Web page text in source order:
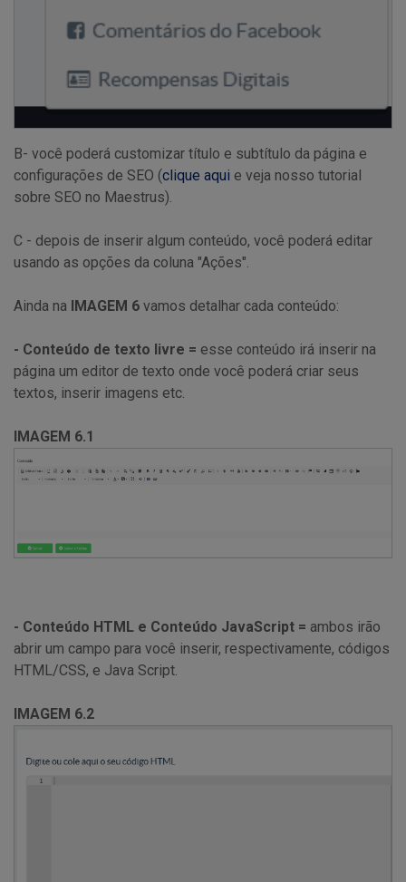
B- você poderá customizar título e subtítulo da página e
configurações de SEO (clique aqui e veja nosso tutorial
sobre SEO no Maestrus).
C - depois de inserir algum conteúdo, você poderá editar
usando as opções da coluna "Ações".
Ainda na IMAGEM 6 vamos detalhar cada conteúdo:
- Conteúdo de texto livre = esse conteúdo irá inserir na
página um editor de texto onde você poderá criar seus
textos, inserir imagens etc.
IMAGEM 6.1
- Conteúdo HTML e Conteúdo JavaScript = ambos irão
abrir um campo para você inserir, respectivamente, códigos
HTML/CSS, e Java Script.
IMAGEM 6.2